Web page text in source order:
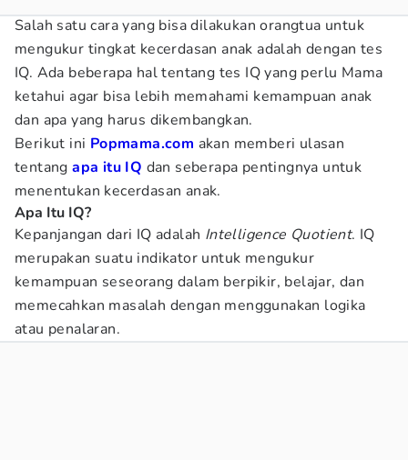
Salah satu cara yang bisa dilakukan orangtua untuk
mengukur tingkat kecerdasan anak adalah dengan tes
IQ. Ada beberapa hal tentang tes IQ yang perlu Mama
ketahui agar bisa lebih memahami kemampuan anak
dan apa yang harus dikembangkan.
Berikut ini Popmama.com akan memberi ulasan
tentangapa itu IQ dan seberapa pentingnya untuk
menentukan kecerdasan anak.
Apa Itu IQ?
Kepanjangan dari IQ adalah Intelligence Quotient. IQ
merupakan suatu indikator untuk mengukur
kemampuan seseorang dalam berpikir, belajar, dan
memecahkan masalah dengan menggunakan logika
atau penalaran.